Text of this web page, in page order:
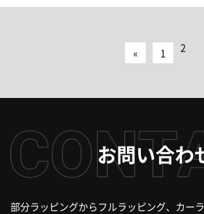
« 1 2
お問い合わ
部分ラッピングからフルラッピング、カー